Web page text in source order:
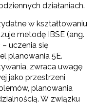
działaniach.
w kształtowaniu
metodę IBSE (ang.
– uczenia się
planowania 5E.
zwraca uwagę
jako przestrzeni
planowania
W związku